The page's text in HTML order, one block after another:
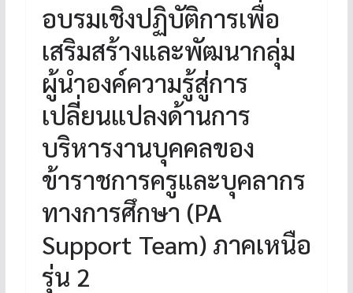
อบรมเชิงปฏิบัติการเพื่อ
เสริมสร้างและพัฒนากลุ่ม
ผู้นำองค์ความรู้สู่การ
เปลี่ยนแปลงด้านการ
บริหารงานบุคคลของ
ข้าราชการครูและบุคลากร
ทางการศึกษา (PA
Support Team) ภาคเหนือ
รุ่น 2